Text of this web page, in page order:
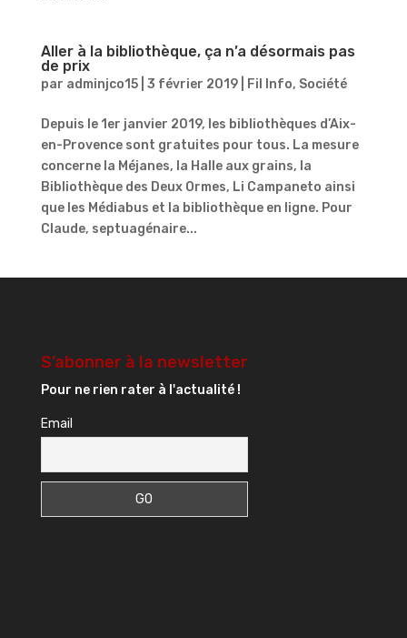
Aller à la bibliothèque, ça n’a désormais pas
de prix
par adminjco15| 3 février 2019| Fil Info, Société
Depuis le 1er janvier 2019, les bibliothèques d’Aix-
en-Provence sont gratuites pour tous. La mesure
concerne la Méjanes, la Halle aux grains, la
Bibliothèque des Deux Ormes, Li Campaneto ainsi
que les Médiabus et la bibliothèque en ligne. Pour
Claude, septuagénaire...
S’abonner à la newsletter
Pour ne rien rater à l'actualité !
Email